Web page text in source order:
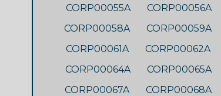
CORP00055A
CORP00056A
CORP00058A
CORP00059A
CORP00061A
CORP00062A
CORP00064A
CORP00065A
CORP00067A
CORP00068A